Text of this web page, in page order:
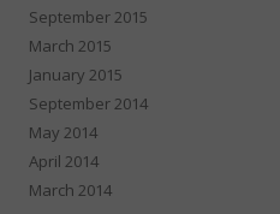
September 2015
March 2015
January 2015
September 2014
May 2014
April 2014
March 2014